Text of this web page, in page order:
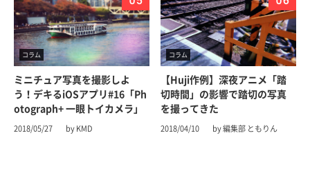
コラム
ミニチュア写真を撮影しよ
う！デキるiOSアプリ#16「Ph
otograph+ 一眼トイカメラ」
2018/05/27 by KMD
コラム
【Huji作例】深夜アニメ「踏
切時間」の影響で踏切の写真
を撮ってきた
2018/04/10 by 編集部 ともりん